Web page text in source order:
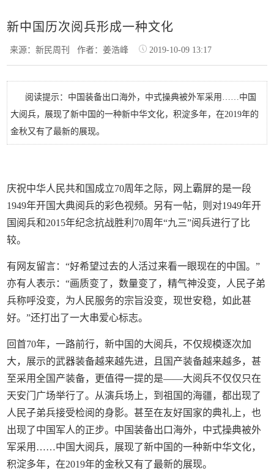
新中国历次阅兵形成一种文化
来源：新民周刊作者：姜浩峰 2019-10-09 13:17
阅读提示：中国装备出口海外，中式操典被外军采用……中国
大阅兵，展现了新中国的一种新中华文化，积淀多年，在2019年的
金秋又有了最新的展现。
庆祝中华人民共和国成立70周年之际，网上霸屏的是一段
1949年开国大典阅兵的彩色视频。另有一帖，则对1949年开
国阅兵和2015年纪念抗战胜利70周年“九三”阅兵进行了比
较。
有网友留言：“好希望过去的人活过来看一眼现在的中国。”
亦有人表示：“画质变了，数量变了，精气神没变，人民子弟
兵称呼没变，为人民服务的宗旨没变，现世安稳，如此甚
好。”还打出了一大串爱心标志。
回首70年，一路前行，新中国的大阅兵，不仅规模逐次加
大，展示的武器装备越来越先进，且国产装备越来越多，甚
至采用全国产装备，更值得一提的是——大阅兵不仅仅只在
天安门广场举行了。从演兵场上，到祖国的海疆，都出现了
人民子弟兵接受检阅的身影。甚至在友好国家的典礼上，也
出现了中国军人的正步。中国装备出口海外，中式操典被外
军采用……中国大阅兵，展现了新中国的一种新中华文化，
积淀多年，在2019年的金秋又有了最新的展现。